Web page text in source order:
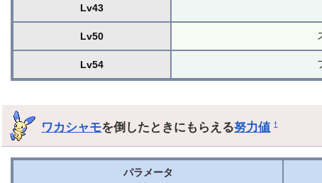
Lv43
Lv50
Lv54
ワカシャモを倒したときにもらえる努力値 †
パラメータ